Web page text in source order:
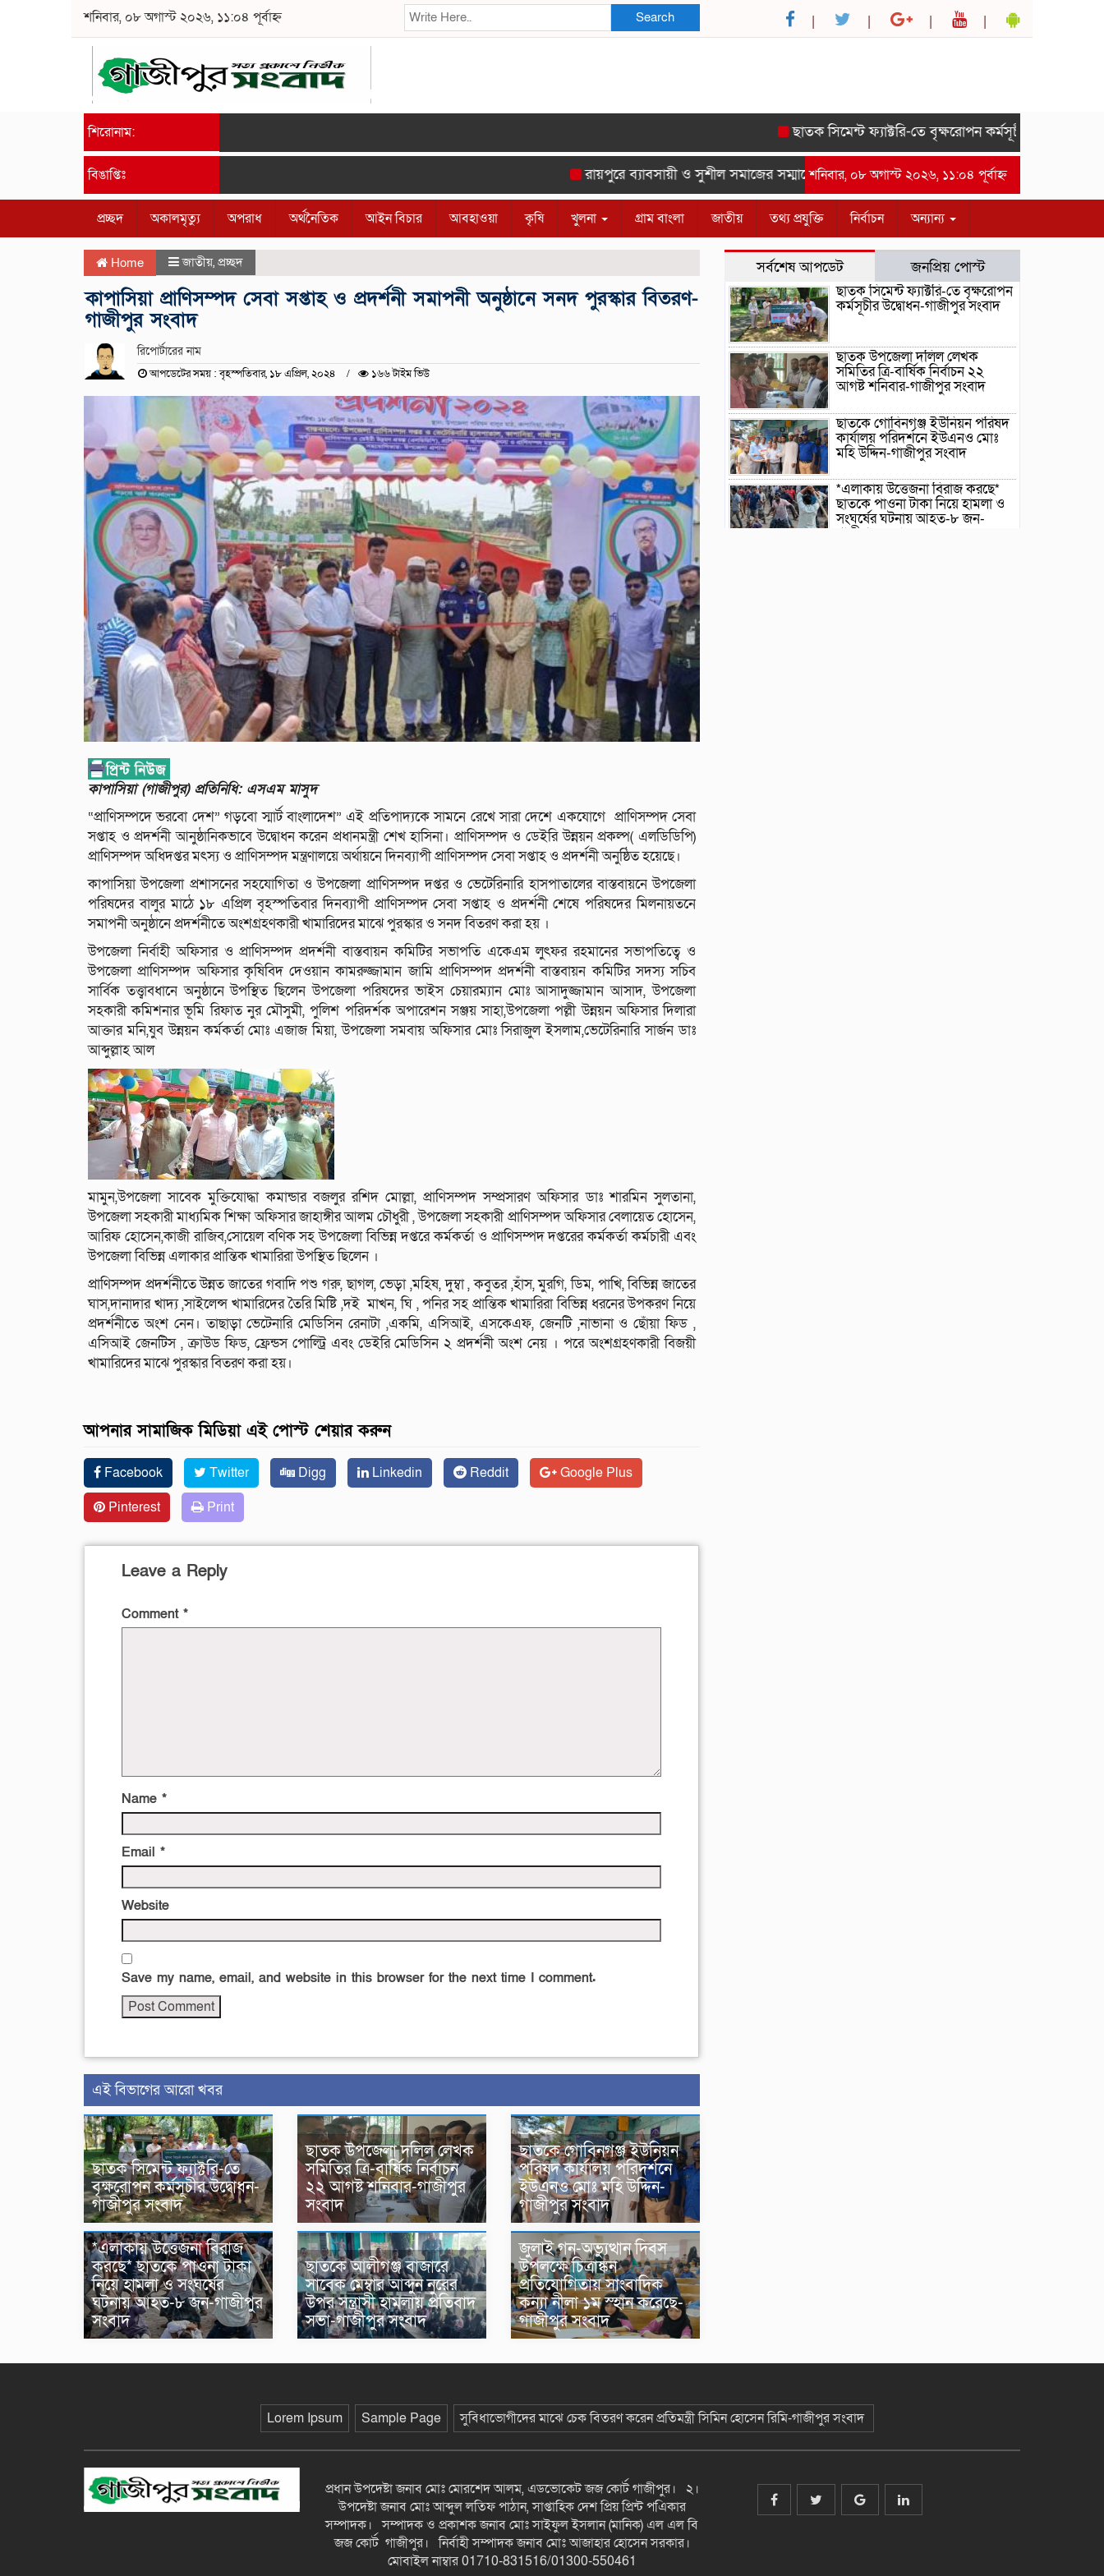
শনিবার, ০৮ অগাস্ট ২০২৬, ১১:০৪ পূর্বাহ্ন Search
শিরোনাম: ছাতক সিমেন্ট ফ্যাক্টরি-তে বৃক্ষরোপন কর্মসূচীর উদ্বোধন-গাজীপুর
বিঙাপ্তিঃ রায়পুরে ব্যাবসায়ী ও সুশীল সমাজের সম্মানে সাইদ জুটনের ইফতার মাহফিল অনুষ্ঠিত।-গাজীপুর সংবাদ
শনিবার, ০৮ অগাস্ট ২০২৬, ১১:০৪ পূর্বাহ্ন
প্রচ্ছদ অকালমৃত্যু অপরাধ অর্থনৈতিক আইন বিচার আবহাওয়া কৃষি খুলনা গ্রাম বাংলা জাতীয় তথ্য প্রযুক্তি নির্বাচন অন্যান্য
Home জাতীয়, প্রচ্ছদ
কাপাসিয়া প্রাণিসম্পদ সেবা সপ্তাহ ও প্রদর্শনী সমাপনী অনুষ্ঠানে সনদ পুরস্কার বিতরণ-
গাজীপুর সংবাদ
রিপোর্টারের নাম
আপডেটের সময় : বৃহস্পতিবার, ১৮ এপ্রিল, ২০২৪ ১৬৬ টাইম ভিউ
কাপাসিয়া (গাজীপুর) প্রতিনিধি: এসএম মাসুদ
“প্রাণিসম্পদে ভরবো দেশ” গড়বো স্মার্ট বাংলাদেশ” এই প্রতিপাদ্যকে সামনে রেখে সারা দেশে একযোগে প্রাণিসম্পদ সেবা
সপ্তাহ ও প্রদর্শনী আনুষ্ঠানিকভাবে উদ্বোধন করেন প্রধানমন্ত্রী শেখ হাসিনা। প্রাণিসম্পদ ও ডেইরি উন্নয়ন প্রকল্প( এলডিডিপি)
প্রাণিসম্পদ অধিদপ্তর মৎস্য ও প্রাণিসম্পদ মন্ত্রণালয়ে অর্থায়নে দিনব্যাপী প্রাণিসম্পদ সেবা সপ্তাহ ও প্রদর্শনী অনুষ্ঠিত হয়েছে।
কাপাসিয়া উপজেলা প্রশাসনের সহযোগিতা ও উপজেলা প্রাণিসম্পদ দপ্তর ও ভেটেরিনারি হাসপাতালের বাস্তবায়নে উপজেলা
পরিষদের বালুর মাঠে ১৮ এপ্রিল বৃহস্পতিবার দিনব্যাপী প্রাণিসম্পদ সেবা সপ্তাহ ও প্রদর্শনী শেষে পরিষদের মিলনায়তনে
সমাপনী অনুষ্ঠানে প্রদর্শনীতে অংশগ্রহণকারী খামারিদের মাঝে পুরস্কার ও সনদ বিতরণ করা হয় ।
উপজেলা নির্বাহী অফিসার ও প্রাণিসম্পদ প্রদর্শনী বাস্তবায়ন কমিটির সভাপতি একেএম লুৎফর রহমানের সভাপতিত্বে ও
উপজেলা প্রাণিসম্পদ অফিসার কৃষিবিদ দেওয়ান কামরুজ্জামান জামি প্রাণিসম্পদ প্রদর্শনী বাস্তবায়ন কমিটির সদস্য সচিব
সার্বিক তত্ত্বাবধানে অনুষ্ঠানে উপস্থিত ছিলেন উপজেলা পরিষদের ভাইস চেয়ারম্যান মোঃ আসাদুজ্জামান আসাদ, উপজেলা
সহকারী কমিশনার ভূমি রিফাত নুর মৌসুমী, পুলিশ পরিদর্শক অপারেশন সঞ্জয় সাহা,উপজেলা পল্লী উন্নয়ন অফিসার দিলারা
আক্তার মনি,যুব উন্নয়ন কর্মকর্তা মোঃ এজাজ মিয়া, উপজেলা সমবায় অফিসার মোঃ সিরাজুল ইসলাম,ভেটেরিনারি সার্জন ডাঃ
আব্দুল্লাহ আল
মামুন,উপজেলা সাবেক মুক্তিযোদ্ধা কমান্ডার বজলুর রশিদ মোল্লা, প্রাণিসম্পদ সম্প্রসারণ অফিসার ডাঃ শারমিন সুলতানা,
উপজেলা সহকারী মাধ্যমিক শিক্ষা অফিসার জাহাঙ্গীর আলম চৌধুরী , উপজেলা সহকারী প্রাণিসম্পদ অফিসার বেলায়েত হোসেন,
আরিফ হোসেন,কাজী রাজিব,সোয়েল বণিক সহ উপজেলা বিভিন্ন দপ্তরে কর্মকর্তা ও প্রাণিসম্পদ দপ্তরের কর্মকর্তা কর্মচারী এবং
উপজেলা বিভিন্ন এলাকার প্রান্তিক খামারিরা উপস্থিত ছিলেন ।
প্রাণিসম্পদ প্রদর্শনীতে উন্নত জাতের গবাদি পশু গরু, ছাগল, ভেড়া ,মহিষ, দুম্বা , কবুতর ,হাঁস, মুরগি, ডিম, পাখি, বিভিন্ন জাতের
ঘাস,দানাদার খাদ্য ,সাইলেন্স খামারিদের তৈরি মিষ্টি ,দই মাখন, ঘি , পনির সহ প্রান্তিক খামারিরা বিভিন্ন ধরনের উপকরণ নিয়ে
প্রদর্শনীতে অংশ নেন। তাছাড়া ভেটেনারি মেডিসিন রেনাটা ,একমি, এসিআই, এসকেএফ, জেনটি ,নাভানা ও ছোঁয়া ফিড ,
এসিআই জেনটিস , ক্রাউড ফিড, ফ্রেন্ডস পোল্ট্রি এবং ডেইরি মেডিসিন ২ প্রদর্শনী অংশ নেয় । পরে অংশগ্রহণকারী বিজয়ী
খামারিদের মাঝে পুরস্কার বিতরণ করা হয়।
আপনার সামাজিক মিডিয়া এই পোস্ট শেয়ার করুন
Facebook Twitter Digg Linkedin Reddit
Google Plus
Pinterest
Print
Leave a Reply
Comment *
Name *
Email *
Website
Save my name, email, and website in this browser for the next time I comment.
এই বিভাগের আরো খবর
ছাতক সিমেন্ট ফ্যাক্টরি-তে
বৃক্ষরোপন কর্মসূচীর উদ্বোধন-
গাজীপুর সংবাদ
ছাতক উপজেলা দলিল লেখক
সমিতির ত্রি-বার্ষিক নির্বাচন
২২ আগষ্ট শনিবার-গাজীপুর
সংবাদ
ছাতকে গোবিনগঞ্জ ইউনিয়ন
পরিষদ কার্যালয় পরিদর্শনে
ইউএনও মোঃ মহি উদ্দিন-
গাজীপুর সংবাদ
*এলাকায় উত্তেজনা বিরাজ
করছে* ছাতকে পাওনা টাকা
নিয়ে হামলা ও সংঘর্ষের
ঘটনায় আহত-৮ জন-গাজীপুর
সংবাদ
ছাতকে আলীগঞ্জ বাজারে
সাবেক মেম্বার আব্দুন নুরের
উপর সন্ত্রাসী হামলায় প্রতিবাদ
সভা-গাজীপুর সংবাদ
জুলাই গন-অভ্যুত্থান দিবস
উপলক্ষে চিত্রাঙ্কন
প্রতিযোগিতায় সাংবাদিক
কন্যা নীলা ১ম স্হান করেছে-
গাজীপুর সংবাদ
সর্বশেষ আপডেট জনপ্রিয় পোস্ট
ছাতক সিমেন্ট ফ্যাক্টরি-তে বৃক্ষরোপন
কর্মসূচীর উদ্বোধন-গাজীপুর সংবাদ
ছাতক উপজেলা দলিল লেখক
সমিতির ত্রি-বার্ষিক নির্বাচন ২২
আগষ্ট শনিবার-গাজীপুর সংবাদ
ছাতকে গোবিনগঞ্জ ইউনিয়ন পরিষদ
কার্যালয় পরিদর্শনে ইউএনও মোঃ
মহি উদ্দিন-গাজীপুর সংবাদ
*এলাকায় উত্তেজনা বিরাজ করছে*
ছাতকে পাওনা টাকা নিয়ে হামলা ও
সংঘর্ষের ঘটনায় আহত-৮ জন-
গাজীপুর সংবাদ
Lorem Ipsum Sample Page সুবিধাভোগীদের মাঝে চেক বিতরণ করেন প্রতিমন্ত্রী সিমিন হোসেন রিমি-গাজীপুর সংবাদ
প্রধান উপদেষ্টা জনাব মোঃ মোরশেদ আলম, এডভোকেট জজ কোর্ট গাজীপুর। ২।
উপদেষ্টা জনাব মোঃ আব্দুল লতিফ পাঠান, সাপ্তাহিক দেশ প্রিয় প্রিন্ট পএিকার
সম্পাদক। সম্পাদক ও প্রকাশক জনাব মোঃ সাইফুল ইসলান (মানিক) এল এল বি
জজ কোর্ট গাজীপুর। নির্বাহী সম্পাদক জনাব মোঃ আজাহার হোসেন সরকার।
মোবাইল নাম্বার 01710-831516/01300-550461